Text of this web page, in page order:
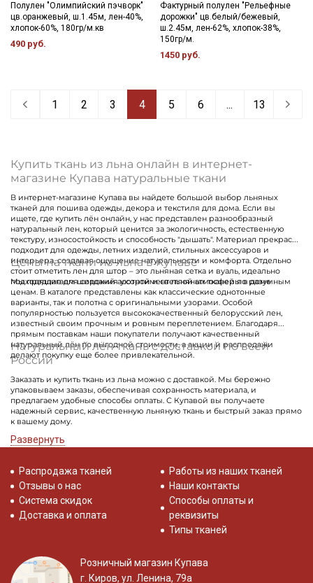
Полулен "Олимпийский пэчворк"
цв.оранжевый, ш.1.45м, лен-40%,
хлопок-60%, 180гр/м.кв
490 руб.
Фактурный полулен "Рельефные
дорожки" цв.белый/бежевый,
ш.2.45м, лен-62%, хлопок-38%,
150гр/м.
1450 руб.
1 2 3 4 5 6 ... 13
Купить ткань из льна онлайн в интернет-
магазине Купава натуральные ткани
В интернет-магазине Купава вы найдете большой выбор льняных
тканей для пошива одежды, декора и текстиля для дома. Если вы
ищете, где купить лён онлайн, у нас представлен разнообразный
натуральный лен, который ценится за экологичность, естественную
текстуру, износостойкость и способность "дышать". Материал прекрасно
подходит для одежды, летних изделий, стильных аксессуаров и
интерьера, создавая ощущение натуральности и комфорта. Отдельно
стоит отметить лен для штор – это льняная сетка и вуаль, идеально
подходящие для создания уютной и светлой атмосферы в доме
Цены на ткани из льна в Купаве
Мы предлагаем широкий ассортимент льняных тканей по разумным
ценам. В каталоге представлены как классические однотонные
варианты, так и полотна с оригинальными узорами. Особой
популярностью пользуется высококачественный белорусский лен,
известный своим прочным и ровным переплетением. Благодаря
прямым поставкам наши покупатели получают качественный
натуральный лён по выгодной стоимости, а акции и распродажи
делают покупку еще более привлекательной.
Натуральный лён ткань с доставкой по всей
России
Заказать и купить ткань из льна можно с доставкой. Мы бережно
упаковываем заказы, обеспечивая сохранность материала, и
предлагаем удобные способы оплаты. С Купавой вы получаете
надежный сервис, качественную льняную ткань и быстрый заказ прямо
к вашему дому.
Развернуть
Распродажа тканей
Отзывы о нас
Система скидок
Доставка и оплата
Работы из наших тканей
Наши контакты
Способы оплаты и
реквизиты
Типы тканей
Розничный магазин Купава
г. Киров, ул. Ленина, 79а